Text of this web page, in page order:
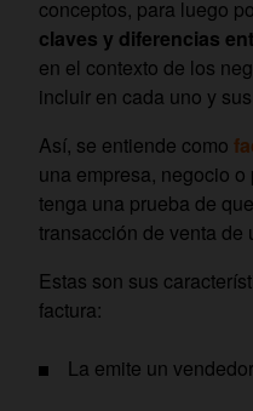
conceptos, para luego
claves y diferencias
en el contexto de los
incluir en cada uno y
Así, se entiende como
una empresa, negocio
tenga una prueba de
transacción de venta de
Estas son sus
factura:
La emite un